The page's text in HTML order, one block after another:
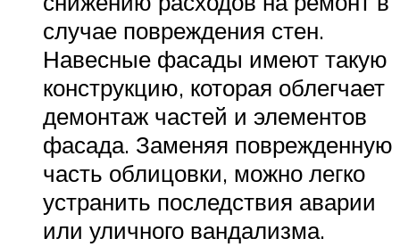
случае повреждения стен.
Навесные фасады имеют такую
конструкцию, которая облегчает
демонтаж частей и элементов
фасада. Заменяя поврежденную
часть облицовки, можно легко
устранить последствия аварии
или уличного вандализма.